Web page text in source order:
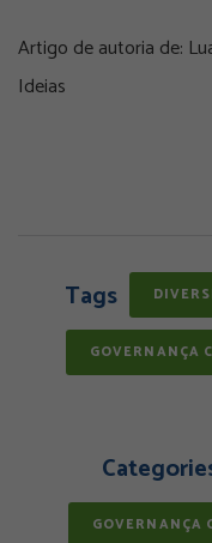
Artigo de autoria de:
Ideias
Tags
GOVERNANÇA
GOVERNANÇA